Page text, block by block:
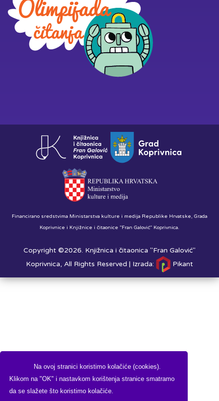
Na ovoj stranici koristimo kolačiće (cookies).
Klikom na "OK" i nastavkom korištenja stranice smatramo
da se slažete što koristimo kolačiće.
Financirano sredstvima Ministarstva kulture i medija Republike Hrvatske, Grada
Koprivnice i Knjižnice i čitaonice "Fran Galović" Koprivnica.
Copyright ©2026. Knjižnica i čitaonica "Fran Galović"
Koprivnica, All Rights Reserved | Izrada: Pikant